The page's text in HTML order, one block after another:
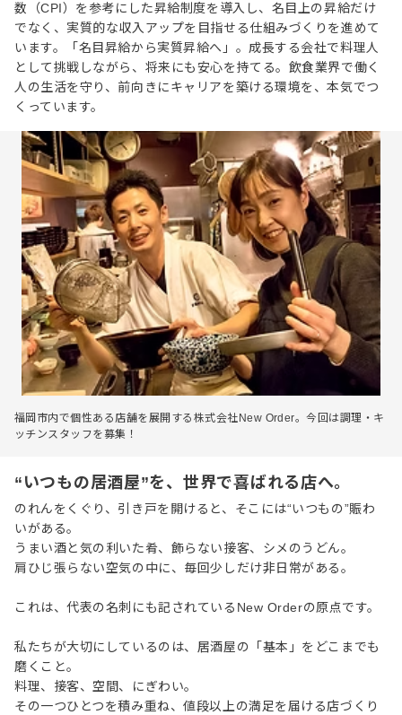
数（CPI）を参考にした昇給制度を導入し、名目上の昇給だけ
でなく、実質的な収入アップを目指せる仕組みづくりを進めて
います。「名目昇給から実質昇給へ」。成長する会社で料理人
として挑戦しながら、将来にも安心を持てる。飲食業界で働く
人の生活を守り、前向きにキャリアを築ける環境を、本気でつ
くっています。
福岡市内で個性ある店舗を展開する株式会社New Order。今回は調理・キ
ッチンスタッフを募集！
“いつもの居酒屋”を、世界で喜ばれる店へ。
のれんをくぐり、引き戸を開けると、そこには“いつもの”賑わ
いがある。
うまい酒と気の利いた肴、飾らない接客、シメのうどん。
肩ひじ張らない空気の中に、毎回少しだけ非日常がある。
これは、代表の名刺にも記されているNew Orderの原点です。
私たちが大切にしているのは、居酒屋の「基本」をどこまでも
磨くこと。
料理、接客、空間、にぎわい。
その一つひとつを積み重ね、値段以上の満足を届ける店づくり